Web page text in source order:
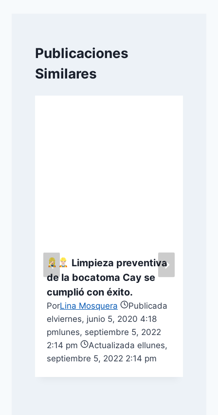
Publicaciones
Similares
Limpieza preventiva
de la bocatoma Cay se
cumplió con éxito.
PorLina Mosquera
Publicada
elviernes, junio 5, 2020 4:18
pmlunes, septiembre 5, 2022
2:14 pm
Actualizada ellunes,
septiembre 5, 2022 2:14 pm